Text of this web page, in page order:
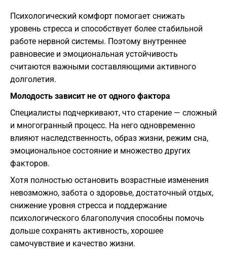
Психологический комфорт помогает снижать
уровень стресса и способствует более стабильной
работе нервной системы. Поэтому внутреннее
равновесие и эмоциональная устойчивость
считаются важными составляющими активного
долголетия.
Молодость зависит не от одного фактора
Специалисты подчеркивают, что старение — сложный
и многогранный процесс. На него одновременно
влияют наследственность, образ жизни, режим сна,
эмоциональное состояние и множество других
факторов.
Хотя полностью остановить возрастные изменения
невозможно, забота о здоровье, достаточный отдых,
снижение уровня стресса и поддержание
психологического благополучия способны помочь
дольше сохранять активность, хорошее
самочувствие и качество жизни.